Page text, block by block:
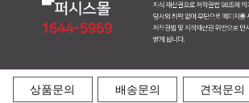
상품문의 배송문의 견적문의